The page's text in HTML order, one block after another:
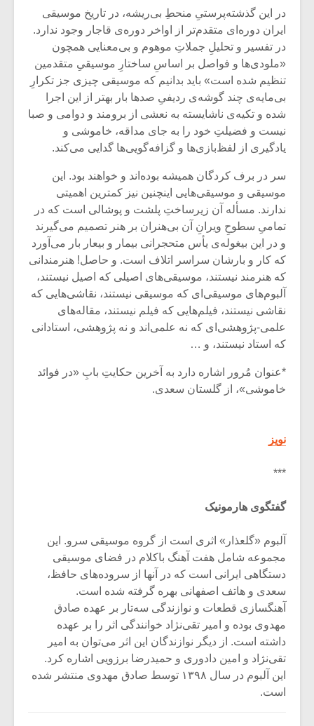
در این گذشته‌پرستیِ منحطِ بی‌ریشه، در تاریخ موسیقی
ایران دوره‌ای متقدم‌تر از اواخر دوره‌ی قاجار وجود ندارد.
در تفسیر و تحلیلِ جملاتِ موهوم و بی‌معنایی همچون
«ملودی‌ها و فواصل بر اساسِ ساختارِ موسیقیِ متقدمین
تنظیم شده است» باید بدانیم که موسیقی چیزی جز تکرارِ
بی‌مایه‌ی چند گوشه‌ی ردیفیِ صدها بار بهتر از این اجرا
شده و تکیه‌ی ناشایسته به نعشی از برومند و دوامی و صبا
نیست و فضیلتِ خود را به جای مداقه، خاموشی و
یادگیری از لفظ‌بازی‌ها و گزافه‌گویی‌ها گدایی می‌کند.
سر در برف کردگان همیشه بوده‌اند و خواهند بود. این
موسیقی و موسیقی‌هایی اینچنین نیز کمترین اهمیتی
ندارند. مسأله آن زیرساختِ پلشت و پوشالی است که در
تمامیِ سطوحِ ویرانِ آن بی‌هنران بر هنر تصمیم می‌گیرند
و در این بیغوله‌ی یأس متحجرانی بیمار و بیعار بار می‌آورد
که کار و بارشان سراسر اتلاف است. و حاصل! هنرمندانی
که هنرمند نیستند، موسیقی‌های اصیلی که اصیل نیستند،
آلبوم‌های موسیقی‌ای که موسیقی نیستند، نقاشی‌هایی که
نقاشی نیستند، فیلم‌هایی که فیلم نیستند، مقاله‌های
علمی-پژوهشی‌ای که نه علمی‌اند و نه پژوهشی، استادانی
که استاد نیستند، و …
*عنوان مُرور اشاره دارد به آخرین حکایتِ بابِ «در فوائد
خاموشی»، از گلستان سعدی.
نویز
***
گفتگوی هارمونیک
آلبوم «گلعذار» اثری است از گروه موسیقی سرو. این
مجموعه شامل هفت آهنگ باکلام در فضای موسیقی
دستگاهی ایرانی است که در آنها از سروده‌های حافظ،
سعدی و هاتف اصفهانی بهره گرفته شده است.
آهنگسازی قطعات و نوازندگی سه‌تار بر عهده صادق
مهدوی بوده و امیر تقی‌نژاد خوانندگی اثر را بر عهده
داشته است. از دیگر نوازندگان این اثر می‌توان به امیر
تقی‌نژاد و امین دادوری و حمیدرضا برزویی اشاره کرد.
این آلبوم در سال ۱۳۹۸ توسط صادق مهدوی منتشر شده
است.
یادداشتی بر موسیقی
متن فیلم «متری
شیش و نیم»
اگر نمی توانی
مشهورترین باشی،
بدنام ترین باش
دوره
موسیقی
برگزار